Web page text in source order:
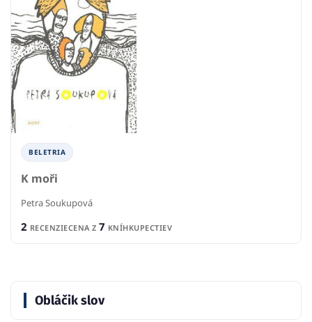
BELETRIA
K moři
Petra Soukupová
2 RECENZIECENA Z 7 KNÍHKUPECTIEV
Obláčik slov